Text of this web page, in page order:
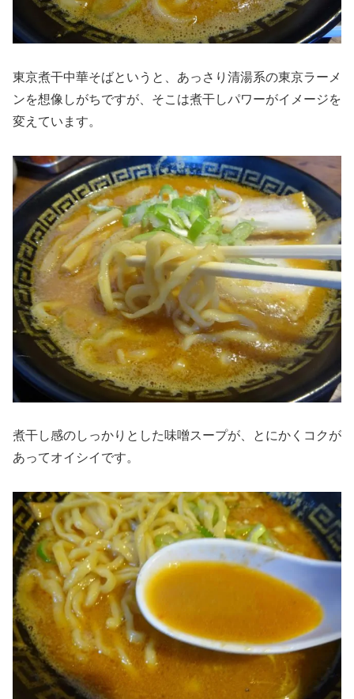
東京煮干中華そばというと、あっさり清湯系の東京ラーメ
ンを想像しがちですが、そこは煮干しパワーがイメージを
変えています。
煮干し感のしっかりとした味噌スープが、とにかくコクが
あってオイシイです。